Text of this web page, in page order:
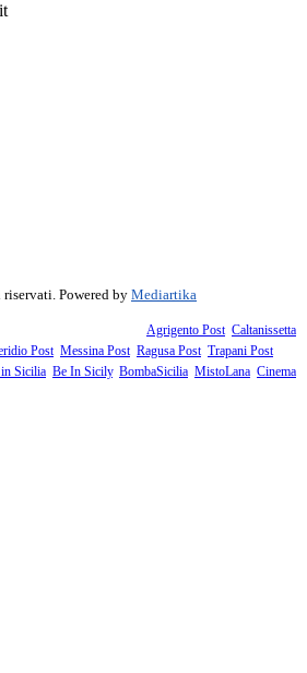
Powered by Mediartika
Agrigento Post, Caltanissetta
Post, Messina Post, Ragusa Post, Trapani Post,
Sicilia Be In Sicily, BombaSicilia MistoLana Cinema